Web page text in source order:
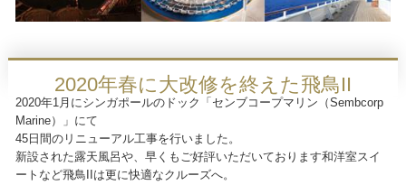
2020年春に大改修を終えた飛鳥II
2020年1月にシンガポールのドック「センブコープマリン（Sembcorp
Marine）」にて
45日間のリニューアル工事を行いました。
新設された露天風呂や、早くもご好評いただいております和洋室スイ
ートなど飛鳥IIは更に快適なクルーズへ。